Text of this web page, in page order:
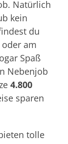
Natürlich
kein
du
am
Spaß
Nebenjob
4.800
sparen
tolle